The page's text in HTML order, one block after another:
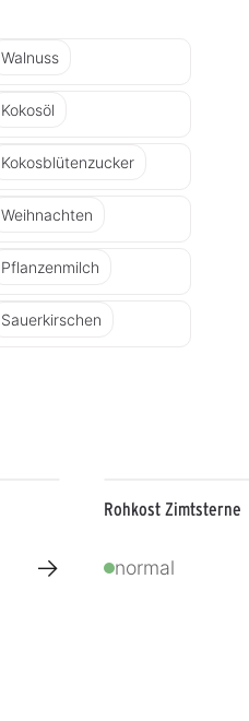
Walnuss
Kokosöl
Kokosblütenzucker
Weihnachten
Pflanzenmilch
Sauerkirschen
→
Rohkost Zimtsterne
normal